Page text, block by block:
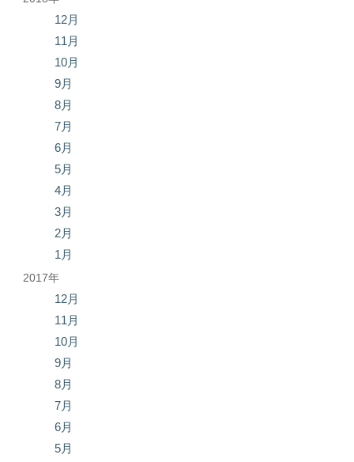
12月
11月
10月
9月
8月
7月
6月
5月
4月
3月
2月
1月
2017年
12月
11月
10月
9月
8月
7月
6月
5月